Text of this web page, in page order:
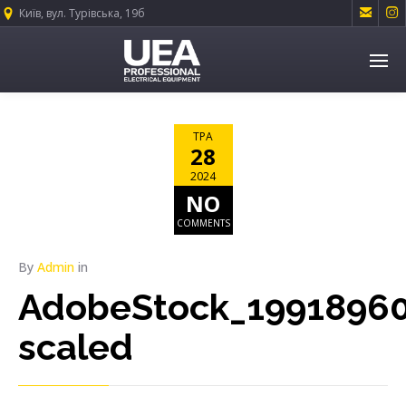
Київ, вул. Турівська, 19б  
ТРА
28
2024
NO
COMMENTS
By Admin in
scaled